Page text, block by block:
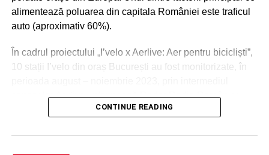
alimentează poluarea din capitala României este traficul
auto (aproximativ 60%).
În cadrul proiectului „I’velo x Aerlive: Aer pentru bicicliști”,
10 stații I’velo din oraș București au fost monitorizate, în
senzorilor Aerlive, informează Rador Radio România:
Sector 5,
CONTINUE READING